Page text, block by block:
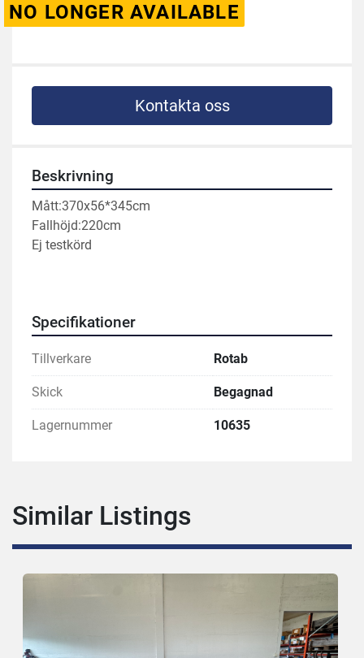
NO LONGER AVAILABLE
Kontakta oss
Beskrivning
Mått:370x56*345cm
Fallhöjd:220cm
Ej testkörd
Specifikationer
Tillverkare Rotab
Skick Begagnad
Lagernummer 10635
Similar Listings